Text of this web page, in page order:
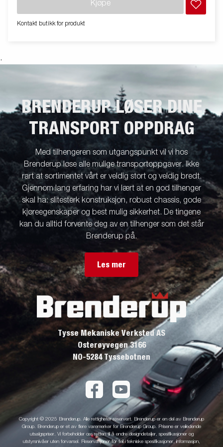
tilbehør til våre tilhengere. Bildene er kun illustrative og kan vise
Kjøpe
Kontakt butikk for produkt
.
BRENDERUP LØSER DINE
TRANSPORT OPPDRAG
Med tilhengeren som utgangspunkt vil vi hos
Brenderup løse alle mulige transportoppgaver. Ikke
rart at sortimentet vårt er veldig stort og veldig bredt.
Gjennom lang erfaring har vi lært at en god tilhenger
skal ha: slitesterk konstruksjon, robust chassis, gode
kjøreegenskaper og best mulig sikkerhet. De tingene
kan du alltid forvente deg av en tilhenger som det står
Brenderup på.
Les mer
Tysse Mekaniske Verksted AS
Osterøyvegen 3166
NO-5284 Tyssebotnen
Copyright © 2025 Brenderup. Alle rettigheter reservert. Brenderup er en del av Brenderup
Group. Brenderup er et av flere varemerker for Brenderup Group. Prisene er veiledende
utsalgspriser. Vi forbeholder oss retten til å endre designdetaljer, spesifikasjoner og
utstyrsnivåer uten forvarsel. Reservasjoner for feil i tekniske spesifikasjoner, informasjon,